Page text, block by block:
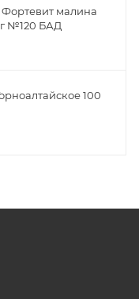
малина
№120 БАД
100